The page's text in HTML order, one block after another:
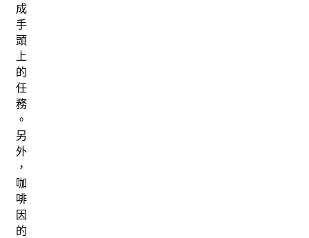
成
手
頭
上
的
任
務
。
另
外
，
咖
啡
因
的